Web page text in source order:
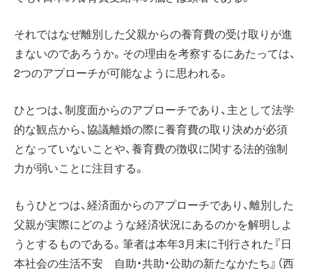
それではなぜ離別した父親からの養育費の受け取りが進
まないのであろうか。その理由を考察するにあたっては、
2つのアプローチが可能なように思われる。
ひとつは、制度面からのアプローチであり、主として法学
的な観点から、協議離婚の際に養育費の取り決めが必須
となっていないことや、養育費の徴収に関する法的強制
力が弱いことに注目する。
もうひとつは、経済面からのアプローチであり、離別した
父親が実際にどのような経済状況にあるのかを解明しよ
うとするものである。筆者は本年3月末に刊行された『日
本社会の生活不安 自助・共助・公助の新たなかたち』（西